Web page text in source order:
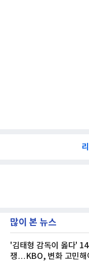
많이 본 뉴스
'김태형 감독이 옳다'
쟁…KBO, 변화 고민해